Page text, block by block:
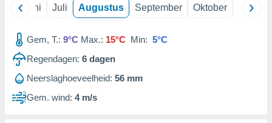
Juni Juli Augustus September Oktober
Gem, T.: 9°C Max.: 15°C Min: 5°C
Regendagen: 6 dagen
Neerslaghoeveelheid: 56 mm
Gem. wind: 4 m/s